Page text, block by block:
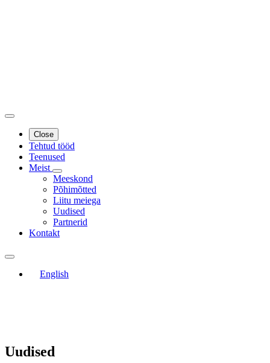
Close
Tehtud tööd
Teenused
Meist
Meeskond
Põhimõtted
Liitu meiega
Uudised
Partnerid
Kontakt
English
Uudised